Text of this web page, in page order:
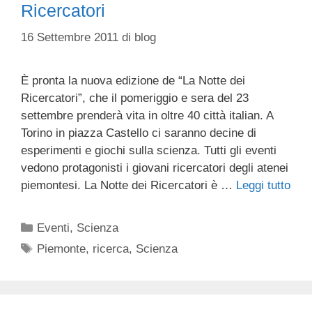
Ricercatori
16 Settembre 2011 di blog
È pronta la nuova edizione de “La Notte dei
Ricercatori”, che il pomeriggio e sera del 23
settembre prenderà vita in oltre 40 città italian. A
Torino in piazza Castello ci saranno decine di
esperimenti e giochi sulla scienza. Tutti gli eventi
vedono protagonisti i giovani ricercatori degli atenei
piemontesi. La Notte dei Ricercatori è … Leggi tutto
Categorie
Eventi, Scienza
Tag
Piemonte, ricerca, Scienza